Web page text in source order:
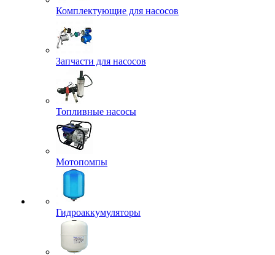
Комплектующие для насосов
Запчасти для насосов
Топливные насосы
Мотопомпы
Гидроаккумуляторы